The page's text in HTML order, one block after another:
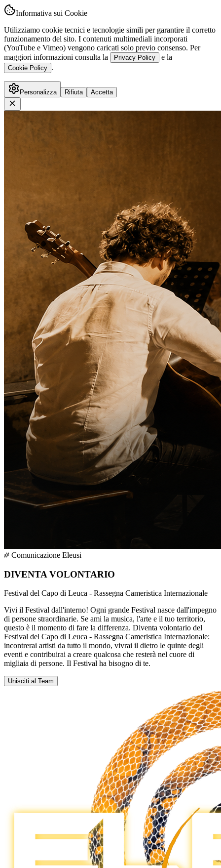
Informativa sui Cookie
Utilizziamo cookie tecnici e tecnologie simili per garantire il corretto
funzionamento del sito. I contenuti multimediali incorporati
(YouTube e Vimeo) vengono caricati solo previo consenso. Per
maggiori informazioni consulta la
Privacy Policy e la
Cookie Policy .
Personalizza Rifiuta Accetta
Comunicazione Eleusi
DIVENTA VOLONTARIO
Festival del Capo di Leuca - Rassegna Cameristica Internazionale
Vivi il Festival dall'interno! Ogni grande Festival nasce dall'impegno
di persone straordinarie. Se ami la musica, l'arte e il tuo territorio,
questo è il momento di fare la differenza. Diventa volontario del
Festival del Capo di Leuca - Rassegna Cameristica Internazionale:
incontrerai artisti da tutto il mondo, vivrai il dietro le quinte degli
eventi e contribuirai a creare qualcosa che resterà nel cuore di
migliaia di persone. Il Festival ha bisogno di te.
Unisciti al Team